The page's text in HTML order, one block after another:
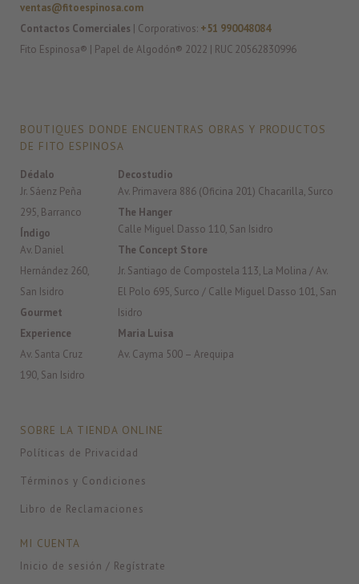
ventas@fitoespinosa.com
Contactos Comerciales | Corporativos: +51 990048084
Fito Espinosa® | Papel de Algodón® 2022 | RUC 20562830996
BOUTIQUES DONDE ENCUENTRAS OBRAS Y PRODUCTOS
DE FITO ESPINOSA
Dédalo
Jr. Sáenz Peña
295, Barranco
Índigo
Av. Daniel
Hernández 260,
San Isidro
Gourmet
Experience
Av. Santa Cruz
190, San Isidro
Decostudio
Av. Primavera 886 (Oficina 201) Chacarilla, Surco
The Hanger
Calle Miguel Dasso 110, San Isidro
The Concept Store
Jr. Santiago de Compostela 113, La Molina / Av.
El Polo 695, Surco / Calle Miguel Dasso 101, San
Isidro
Maria Luisa
Av. Cayma 500 – Arequipa
SOBRE LA TIENDA ONLINE
Políticas de Privacidad
Términos y Condiciones
Libro de Reclamaciones
MI CUENTA
Inicio de sesión / Regístrate